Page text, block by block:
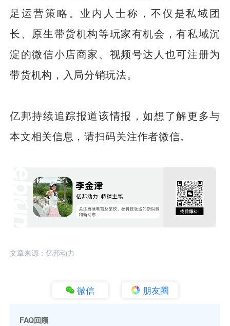
足运营策略。业内人士称，不仅是私域团
长、原生带货机构等玩家有机会，有私域沉
淀的微信小店商家、视频号达人也可注册为
带货机构，入局分销玩法。
亿邦持续追踪报道该情报，如想了解更多与
本文相关信息，请扫码关注作者微信。
文章来源：亿邦动力
微信 朋友圈
FAQ回顾